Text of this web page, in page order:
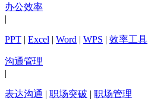
办公效率
|
PPT | Excel | Word | WPS | 效率工具
沟通管理
|
表达沟通 | 职场突破 | 职场管理